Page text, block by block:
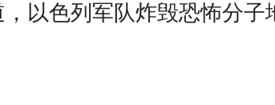
以色列军队炸毁恐怖分子